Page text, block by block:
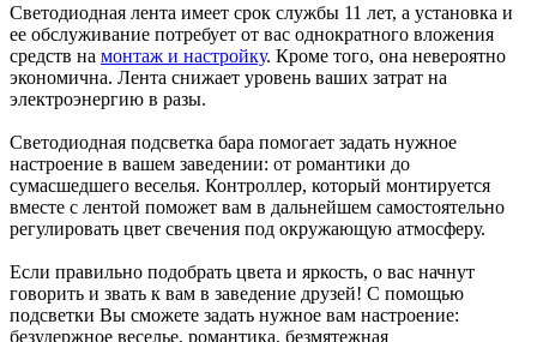
Светодиодная лента имеет срок службы 11 лет, а установка и
ее обслуживание потребует от вас однократного вложения
средств на монтаж и настройку. Кроме того, она невероятно
экономична. Лента снижает уровень ваших затрат на
электроэнергию в разы.
Светодиодная подсветка бара помогает задать нужное
настроение в вашем заведении: от романтики до
сумасшедшего веселья. Контроллер, который монтируется
вместе с лентой поможет вам в дальнейшем самостоятельно
регулировать цвет свечения под окружающую атмосферу.
Если правильно подобрать цвета и яркость, о вас начнут
говорить и звать к вам в заведение друзей! С помощью
подсветки Вы сможете задать нужное вам настроение:
безудержное веселье, романтика, безмятежная